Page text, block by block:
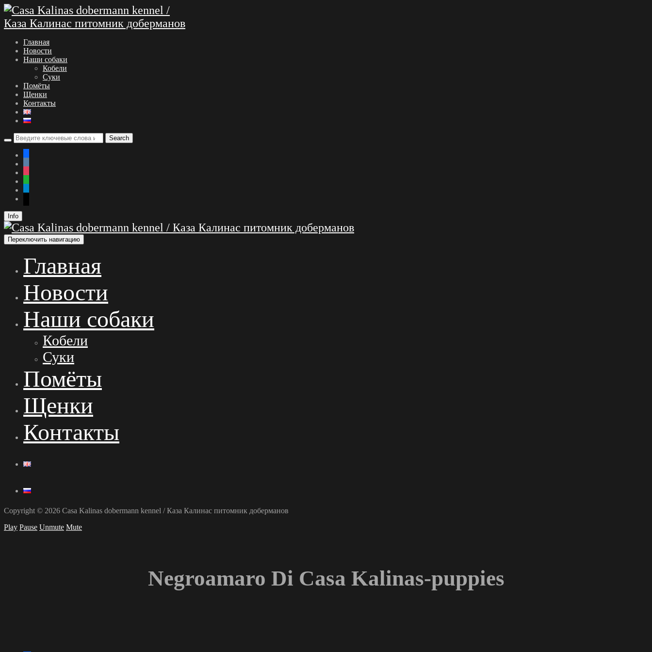
Главная
Новости
Наши собаки
Кобели
Суки
Помёты
Щенки
Контакты
Info
Переключить навигацию
Главная
Новости
Наши собаки
Кобели
Суки
Помёты
Щенки
Контакты
Copyright © 2026 Casa Kalinas dobermann kennel / Каза Калинас питомник доберманов
Play Pause Unmute Mute
Negroamaro Di Casa Kalinas-puppies